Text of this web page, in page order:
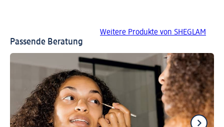
Weitere Produkte von SHEGLAM
Passende Beratung